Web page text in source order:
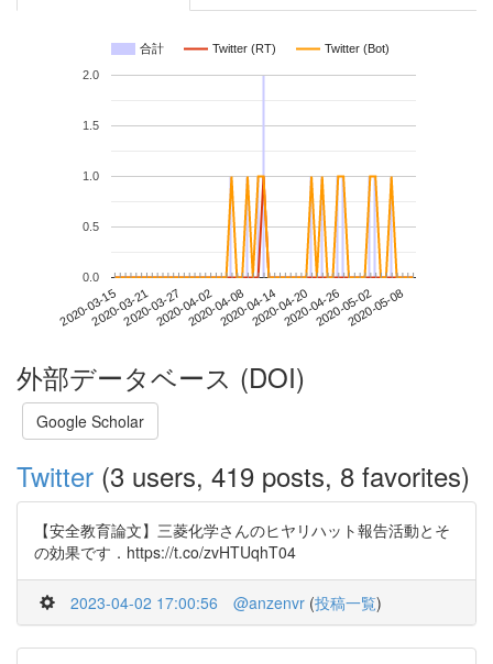
合計 Twitter (RT) Twitter (Bot)
2020-03-152020-03-212020-03-272020-04-022020-04-082020-04-142020-04-202020-04-262020-05-022020-05-08
0.0
0.5
1.0
1.5
2.0
外部データベース (DOI)
Google Scholar
Twitter (3 users, 419 posts, 8 favorites)
【安全教育論文】三菱化学さんのヒヤリハット報告活動とそ
の効果です．https://t.co/zvHTUqhT04
2023-04-02 17:00:56 @anzenvr (投稿一覧)